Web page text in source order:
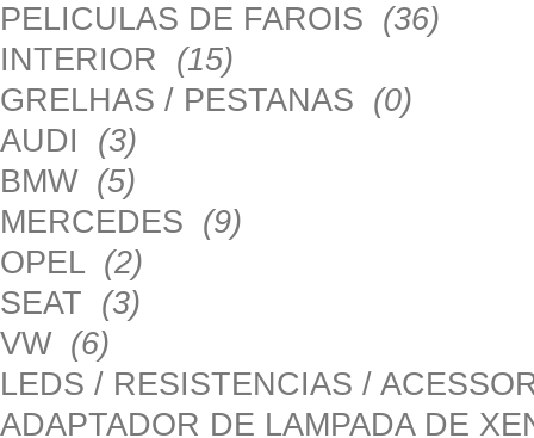
PELICULAS DE FAROIS (36)
INTERIOR (15)
GRELHAS / PESTANAS (0)
AUDI (3)
BMW (5)
MERCEDES (9)
OPEL (2)
SEAT (3)
VW (6)
LEDS / RESISTENCIAS /
ADAPTADOR DE LAMPADA DE